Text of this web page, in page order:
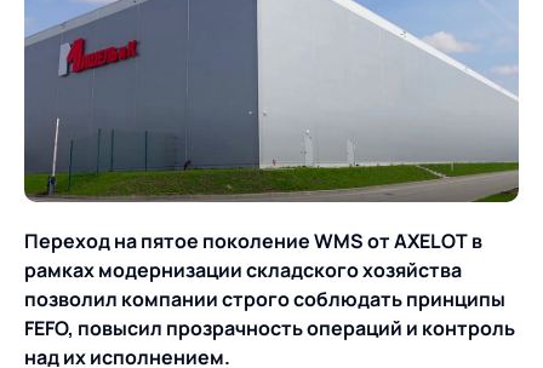
База знаний
О компании
О компании
ИТ-аккредитация
Карьера
Партнеры
Импортозамещение
Продукты
Управление цепями
поставок
Управление складами
Управление перевозками
Оптимизация в цепях
поставок
Управление двором
Логистический
Логистический
консалтинг
Нетворкинг и обмен
опытом вместе с AXELOT
Пресс-центр
Новости
Переход на пятое поколениеWMS отAXELOT в
рамках модернизации складского хозяйства
позволил компании строго соблюдать принципы
FEFO, повысил прозрачность операций и контроль
над их исполнением.